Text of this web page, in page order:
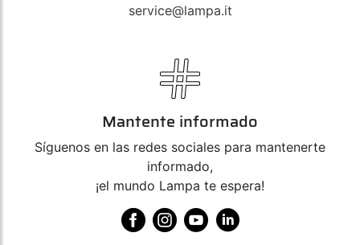
service@lampa.it
Mantente informado
Síguenos en las redes sociales para mantenerte
informado,
¡el mundo Lampa te espera!